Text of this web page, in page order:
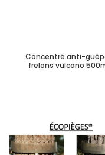
Concentré anti-
frelons vulcano